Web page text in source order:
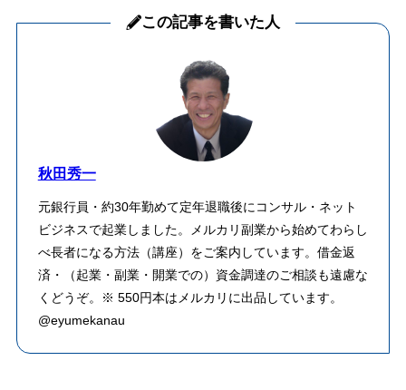
この記事を書いた人
秋田秀一
元銀行員・約30年勤めて定年退職後にコンサル・ネット
ビジネスで起業しました。メルカリ副業から始めてわらし
べ長者になる方法（講座）をご案内しています。借金返
済・（起業・副業・開業での）資金調達のご相談も遠慮な
くどうぞ。※ 550円本はメルカリに出品しています。
@eyumekanau